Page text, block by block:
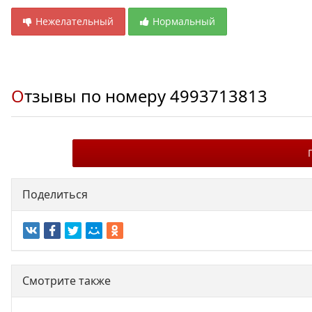
Нежелательный Нормальный
Отзывы по номеру4993713813
Поделиться
Смотрите также